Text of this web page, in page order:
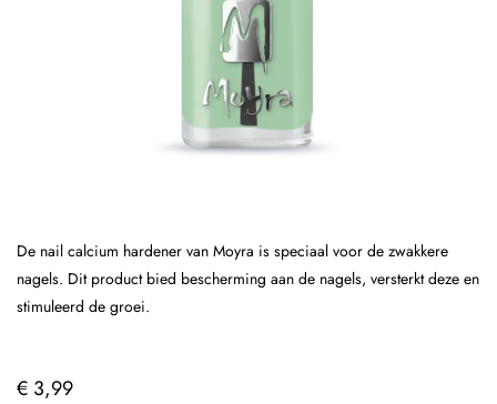
€ 3,99
De nail calcium hardener van Moyra is speciaal voor de zwakkere
nagels. Dit product bied bescherming aan de nagels, versterkt deze en
stimuleerd de groei.